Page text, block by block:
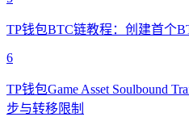
TP钱包BTC链教程：创建首个
6
TP钱包Game Asset Soulbound
步与转移限制